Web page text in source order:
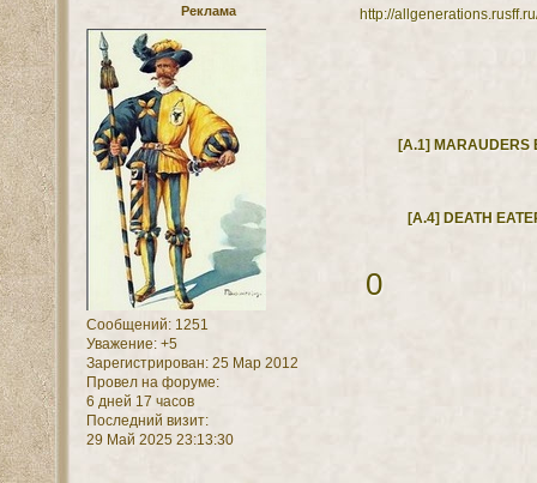
Реклама
Сообщений:1251
Уважение: +5
Зарегистрирован: 25 Мар 2012
Провел на форуме:
6 дней 17 часов
Последний визит:
29 Май 2025 23:13:30
http://
[A.1] MARAUDERS
[A.4] DEATH
0